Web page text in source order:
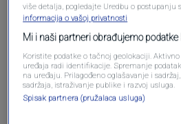
više detalja, pogledajte Uredbu o postupanju
informacija o vašoj privatnosti
Mi i naši partneri obrađujemo
Koristite podatke o tačnoj geolokaciji.
uređaja radi identifikacije. Spremanje
na uređaju. Prilagođeno oglašavanje i
sadržaja, istraživanje publike i razvoj usluga.
Spisak partnera (pružalaca usluga)